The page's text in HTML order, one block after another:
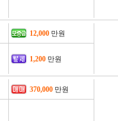
12,000 만원
1,200 만원
370,000 만원